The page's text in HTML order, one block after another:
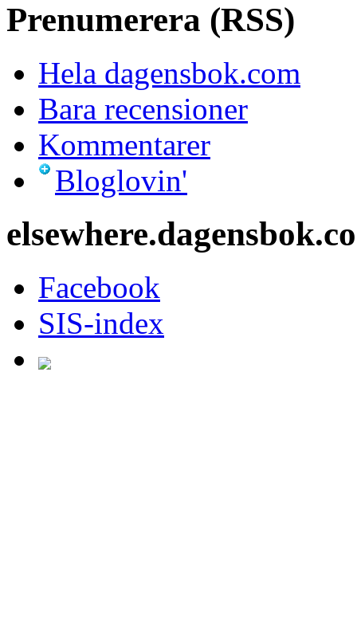
Prenumerera (RSS)
Hela dagensbok.com
Bara recensioner
Kommentarer
Bloglovin'
Facebook
SIS-index